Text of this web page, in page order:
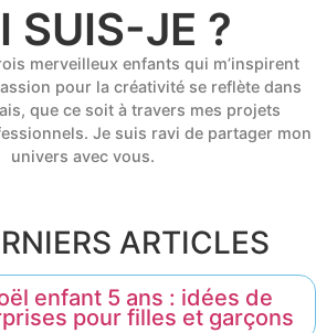
SUIS-JE ?
merveilleux enfants qui m’inspirent
pour la créativité se reflète dans
que ce soit à travers mes projets
Je suis ravi de partager mon
univers avec vous.
ARTICLES
enfant 5 ans : idées de
pour filles et garçons